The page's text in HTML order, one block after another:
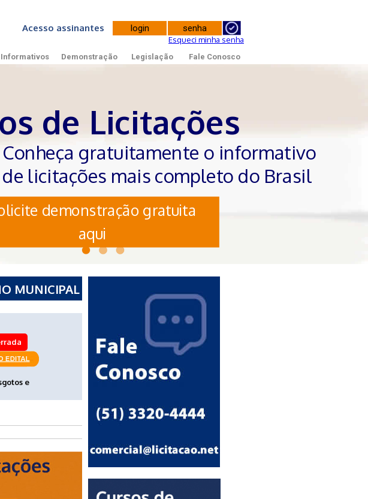
Acesso assinantes
Esqueci minha senha
Informativos Demonstração Legislação Fale Conosco
de Licitações
Conheça gratuitamente o informativo
de licitações mais completo do Brasil
demonstração gratuita
aqui
MUNICIPAL
e